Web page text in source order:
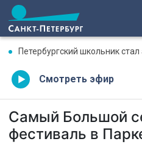
Петербургский школьник стал абсолютным
Смотреть эфир
Самый Большой
фестиваль в